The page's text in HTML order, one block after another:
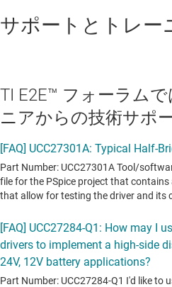
サポートとトレー
TI E2E™ フォーラム
ニアからの技術サポ